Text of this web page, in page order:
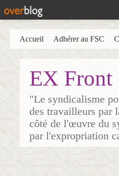
EX Front
"Le syndicalisme
des travailleurs par
côté de l'œuvre du
par l'expropriation
Accueil Adhérer au FSC